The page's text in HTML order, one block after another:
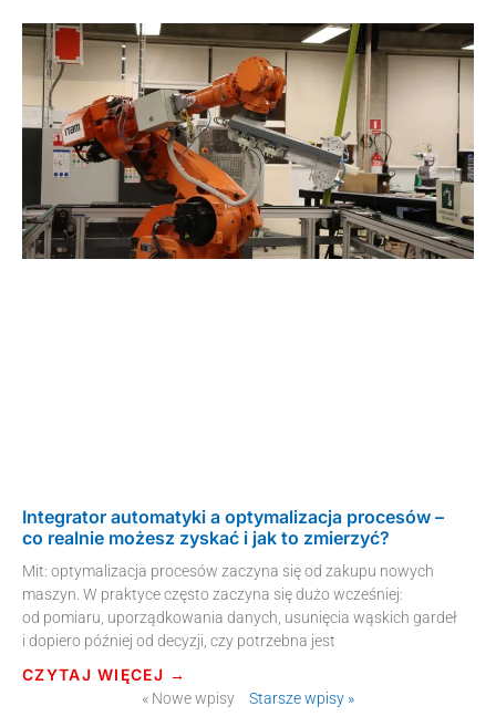
Integrator automatyki a optymalizacja procesów –
co realnie możesz zyskać i jak to zmierzyć?
Mit: optymalizacja procesów zaczyna się od zakupu nowych
maszyn. W praktyce często zaczyna się dużo wcześniej:
od pomiaru, uporządkowania danych, usunięcia wąskich gardeł
i dopiero później od decyzji, czy potrzebna jest
CZYTAJ WIĘCEJ →
« Nowe wpisy Starsze wpisy »